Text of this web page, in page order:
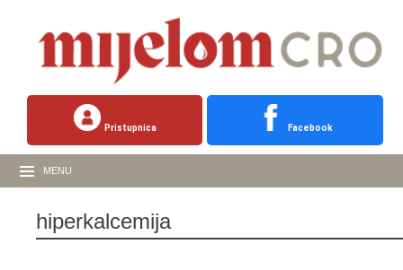
Pristupnica Facebook
MENU
hiperkalcemija